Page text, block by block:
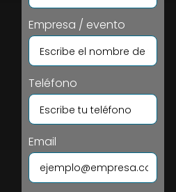
Empresa / evento
Teléfono
Email